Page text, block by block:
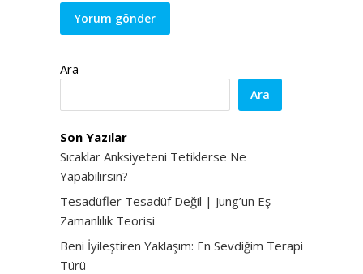
Ara
Ara
Son Yazılar
Sıcaklar Anksiyeteni Tetiklerse Ne
Yapabilirsin?
Tesadüfler Tesadüf Değil | Jung’un Eş
Zamanlılık Teorisi
Beni İyileştiren Yaklaşım: En Sevdiğim Terapi
Türü